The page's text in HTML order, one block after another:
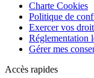
Charte Cookies
Politique de
Exercer vos
Réglementation
Gérer mes
Accès rapides